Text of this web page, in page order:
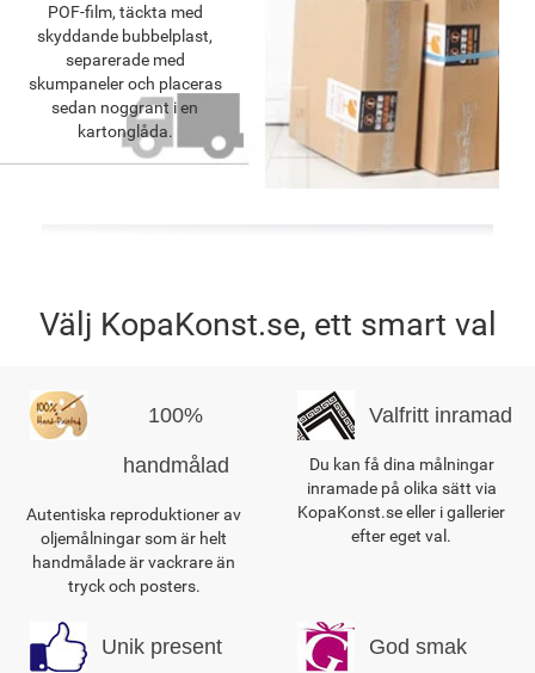
POF-film, täckta med
skyddande bubbelplast,
separerade med
skumpaneler och placeras
sedan noggrant i en
kartonglåda.
Välj KopaKonst.se, ett smart val
100%
handmålad
Autentiska reproduktioner av
oljemålningar som är helt
handmålade är vackrare än
tryck och posters.
Valfritt inramad
Du kan få dina målningar
inramade på olika sätt via
KopaKonst.se eller i gallerier
efter eget val.
Unik present God smak